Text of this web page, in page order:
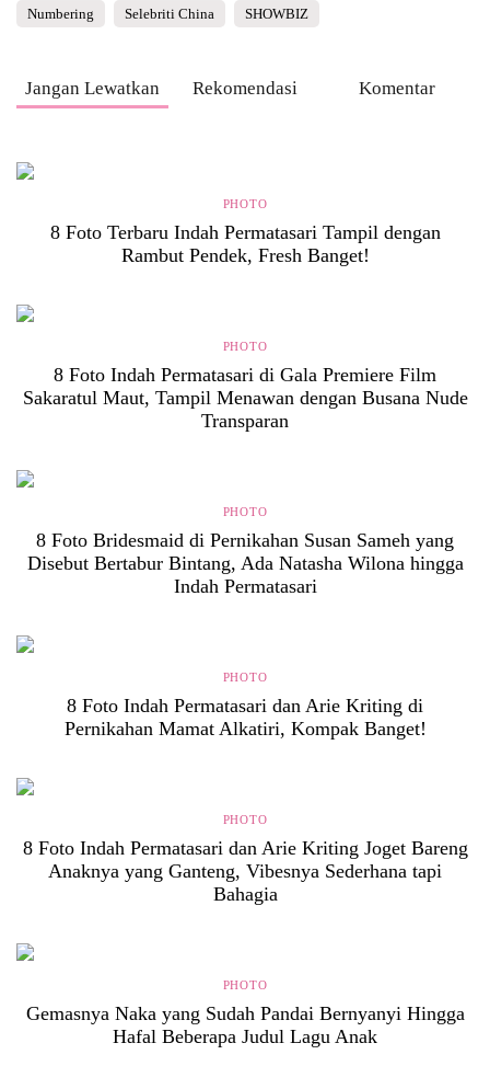
Numbering Selebriti China SHOWBIZ
Jangan Lewatkan Rekomendasi Komentar
PHOTO
8 Foto Terbaru Indah Permatasari Tampil dengan
Rambut Pendek, Fresh Banget!
PHOTO
8 Foto Indah Permatasari di Gala Premiere Film
Sakaratul Maut, Tampil Menawan dengan Busana Nude
Transparan
PHOTO
8 Foto Bridesmaid di Pernikahan Susan Sameh yang
Disebut Bertabur Bintang, Ada Natasha Wilona hingga
Indah Permatasari
PHOTO
8 Foto Indah Permatasari dan Arie Kriting di
Pernikahan Mamat Alkatiri, Kompak Banget!
PHOTO
8 Foto Indah Permatasari dan Arie Kriting Joget Bareng
Anaknya yang Ganteng, Vibesnya Sederhana tapi
Bahagia
PHOTO
Gemasnya Naka yang Sudah Pandai Bernyanyi Hingga
Hafal Beberapa Judul Lagu Anak